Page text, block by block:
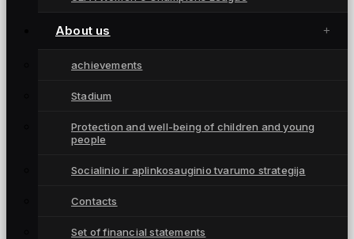
About us
achievements
Stadium
Protection and well-being of children and young
people
Socialinio ir aplinkosauginio tvarumo strategija
Contacts
Set of financial statements